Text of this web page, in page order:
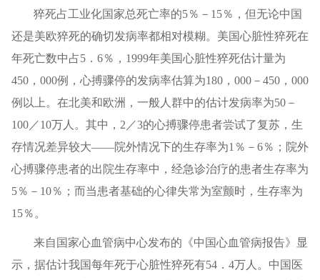
猝死占工业化国家总死亡率的5％－15％，但无论中国
还是美欧猝死的确切发病率都相对模糊。美国心脏性猝死在
年死亡数中占5．6％，1999年美国心脏性猝死估计量为
450，000例，心搏骤停的发病率估算为180，000－450，000
例以上。在北美和欧洲，一般人群中的估计发病率为50－
100／10万人。其中，2／3的心搏骤停患者尝试了复苏，生
存情况差异较大——院外情况下的生存率为1％－6％；院外
心搏骤停患者的出院生存率中，经急诊治疗的患者生存率为
5％－10％；而当患者基础的心律失常为室颤时，生存率为
15％。
来自国家心血管病中心发布的《中国心血管病报告》显
示，据估计我国每年死于心脏性猝死有54．4万人。中国医